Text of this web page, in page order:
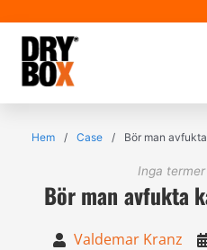
innehåll
Hem / Case / Bör man
Inga
Bör man avfukta
Valdemar Kranz